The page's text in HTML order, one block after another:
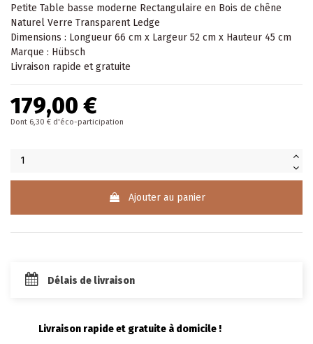
Petite Table basse moderne Rectangulaire en Bois de chêne
Naturel Verre Transparent Ledge
Dimensions : Longueur 66 cm x Largeur 52 cm x Hauteur 45 cm
Marque : Hübsch
Livraison rapide et gratuite
179,00 €
Dont 6,30 € d'éco-participation
Ajouter au panier
Délais de livraison
Livraison rapide et gratuite à domicile !